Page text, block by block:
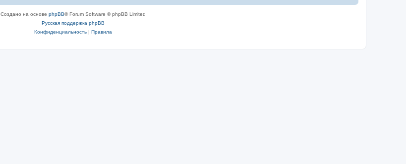
Создано на основе phpBB® Forum Software © phpBB Limited
Русская поддержка phpBB
Конфиденциальность| Правила